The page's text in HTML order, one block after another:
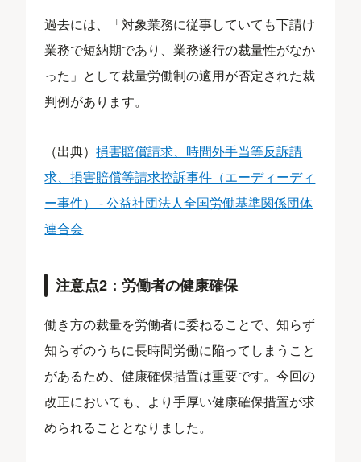
過去には、「対象業務に従事していても下請け
業務で短納期であり、業務遂行の裁量性がなか
った」として裁量労働制の適用が否定された裁
判例があります。
（出典）損害賠償請求、時間外手当等反訴請
求、損害賠償等請求控訴事件（エーディーディ
ー事件） - 公益社団法人全国労働基準関係団体
連合会
注意点2：労働者の健康確保
働き方の裁量を労働者に委ねることで、知らず
知らずのうちに長時間労働に陥ってしまうこと
があるため、健康確保措置は重要です。今回の
改正においても、より手厚い健康確保措置が求
められることとなりました。